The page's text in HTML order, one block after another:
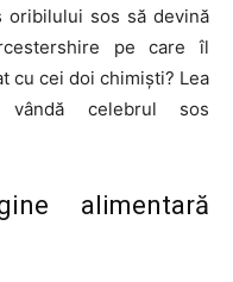
oribilului sos să devină
pe care îl
cu cei doi chimiști? Lea
celebrul sos
alimentară